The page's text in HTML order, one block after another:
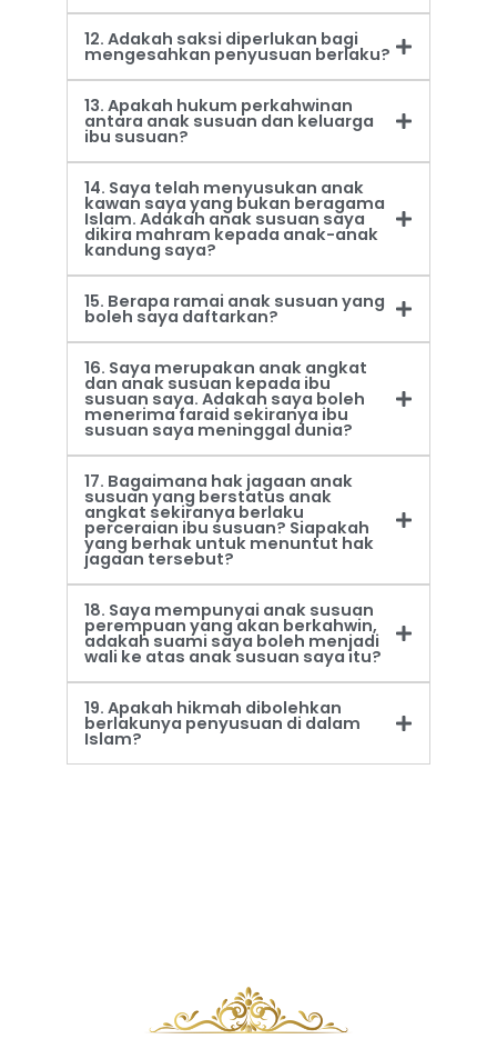
12. Adakah saksi diperlukan bagi
mengesahkan penyusuan berlaku?
13. Apakah hukum perkahwinan
antara anak susuan dan keluarga
ibu susuan?
14. Saya telah menyusukan anak
kawan saya yang bukan beragama
Islam. Adakah anak susuan saya
dikira mahram kepada anak-anak
kandung saya?
15. Berapa ramai anak susuan yang
boleh saya daftarkan?
16. Saya merupakan anak angkat
dan anak susuan kepada ibu
susuan saya. Adakah saya boleh
menerima faraid sekiranya ibu
susuan saya meninggal dunia?
17. Bagaimana hak jagaan anak
susuan yang berstatus anak
angkat sekiranya berlaku
perceraian ibu susuan? Siapakah
yang berhak untuk menuntut hak
jagaan tersebut?
18. Saya mempunyai anak susuan
perempuan yang akan berkahwin,
adakah suami saya boleh menjadi
wali ke atas anak susuan saya itu?
19. Apakah hikmah dibolehkan
berlakunya penyusuan di dalam
Islam?